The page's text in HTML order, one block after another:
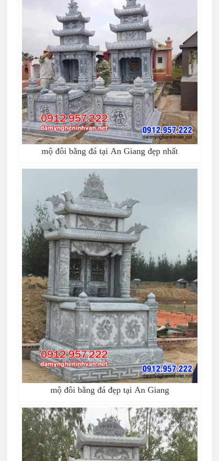
mộ đôi bằng đá tại An Giang đẹp nhất
mộ đôi bằng đá đẹp tại An Giang